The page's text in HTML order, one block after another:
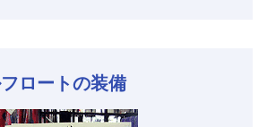
ロートの装備